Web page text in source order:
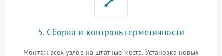
5. Сборка и контроль герметичности
Монтаж всех узлов на штатные места. Установка новых